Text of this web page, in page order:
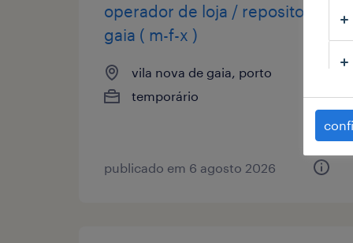
operador de loja / repositor
gaia ( m-f-x )
vila nova de gaia, porto
temporário
publicado em 6 agosto 2026